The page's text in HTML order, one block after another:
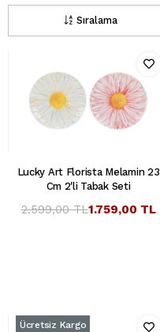
Sıralama
Lucky Art Florista Melamin 23
Cm 2'li Tabak Seti
1.759,00 TL
2.599,00 TL
Ücretsiz Kargo